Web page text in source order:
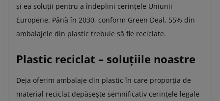
și ea soluții pentru a îndeplini cerințele Uniunii
Europene. Până în 2030, conform Green Deal, 55% din
ambalajele din plastic trebuie să fie reciclate.
Plastic reciclat – soluțiile noastre
Deja oferim ambalaje din plastic în care proporția de
material reciclat depășește semnificativ cerințele legale